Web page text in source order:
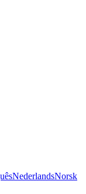
NederlandsNorsk